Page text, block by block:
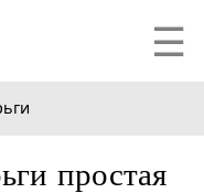
☰
простая